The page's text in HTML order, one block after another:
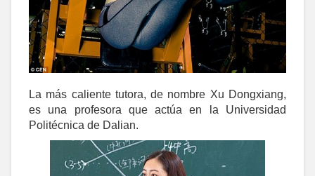
La más caliente tutora, de nombre Xu Dongxiang,
es una profesora que actúa en la Universidad
Politécnica de Dalian.